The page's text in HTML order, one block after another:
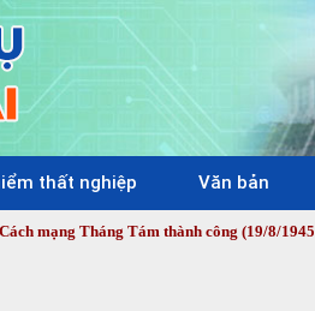
thất nghiệp Văn bản
Tháng Tám thành công (19/8/1945 - 19/